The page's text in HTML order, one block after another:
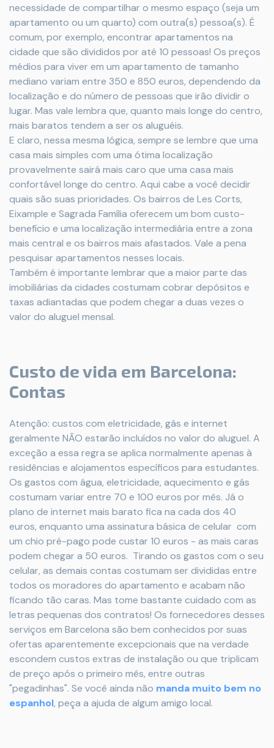
necessidade de compartilhar o mesmo espaço (seja um
apartamento ou um quarto) com outra(s) pessoa(s). É
comum, por exemplo, encontrar apartamentos na
cidade que são divididos por até 10 pessoas! Os preços
médios para viver em um apartamento de tamanho
mediano variam entre 350 e 850 euros, dependendo da
localização e do número de pessoas que irão dividir o
lugar. Mas vale lembra que, quanto mais longe do centro,
mais baratos tendem a ser os aluguéis.
E claro, nessa mesma lógica, sempre se lembre que uma
casa mais simples com uma ótima localização
provavelmente sairá mais caro que uma casa mais
confortável longe do centro. Aqui cabe a você decidir
quais são suas prioridades. Os bairros de Les Corts,
Eixample e Sagrada Família oferecem um bom custo-
benefício e uma localização intermediária entre a zona
mais central e os bairros mais afastados. Vale a pena
pesquisar apartamentos nesses locais.
Também é importante lembrar que a maior parte das
imobiliárias da cidades costumam cobrar depósitos e
taxas adiantadas que podem chegar a duas vezes o
valor do aluguel mensal.
Custo de vida em Barcelona:
Contas
Atenção: custos com eletricidade, gás e internet
geralmente NÃO estarão incluídos no valor do aluguel. A
exceção a essa regra se aplica normalmente apenas à
residências e alojamentos específicos para estudantes.
Os gastos com água, eletricidade, aquecimento e gás
costumam variar entre 70 e 100 euros por mês. Já o
plano de internet mais barato fica na cada dos 40
euros, enquanto uma assinatura básica de celular com
um chio pré-pago pode custar 10 euros - as mais caras
podem chegar a 50 euros. Tirando os gastos com o seu
celular, as demais contas costumam ser divididas entre
todos os moradores do apartamento e acabam não
ficando tão caras. Mas tome bastante cuidado com as
letras pequenas dos contratos! Os fornecedores desses
serviços em Barcelona são bem conhecidos por suas
ofertas aparentemente excepcionais que na verdade
escondem custos extras de instalação ou que triplicam
de preço após o primeiro mês, entre outras
"pegadinhas". Se você ainda não manda muito bem no
espanhol, peça a ajuda de algum amigo local.